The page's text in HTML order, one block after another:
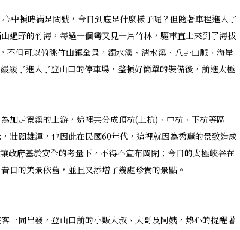
中頓時滿是問號，今日到底是什麼樣子呢？但隨著車程進入了
遍野的竹海，每過一個彎又見一片竹林，驅車直上來到了海拔
但可以俯眺竹山鎮全景，濁水溪、清水溪、八卦山脈、海岸
緩了進入了登山口的停車場，整頓好簡單的裝備後，前進太極
加走寮溪的上游，這裡共分成頂杭(上杭)、中杭、下杭等區
壯闊雄渾，也因此在民國60年代，這裡就因為秀麗的景致造成
政府基於安全的考量下，不得不宣布關閉；今日的太極峽谷在
日的美景依舊，並且又添增了幾處珍貴的景點。
一同出發，登山口前的小販大叔、大哥及阿姨，熱心的提醒著